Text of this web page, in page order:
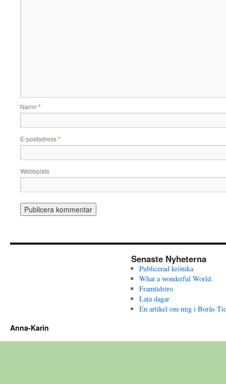
Namn *
E-postadress*
Webbplats
Senaste Nyheterna
Publicerad krönika
What a wonderful World.
Framtidstro
Lata dagar
En artikel om mig i Borås
Anna-Karin